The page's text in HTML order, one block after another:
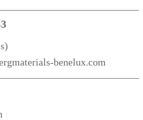
benelux.com